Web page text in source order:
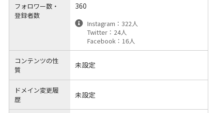
フォロワー数・
登録者数
360
Instagram：322人
Twitter：24人
Facebook：16人
コンテンツの性
質
未設定
ドメイン変更履
歴
未設定